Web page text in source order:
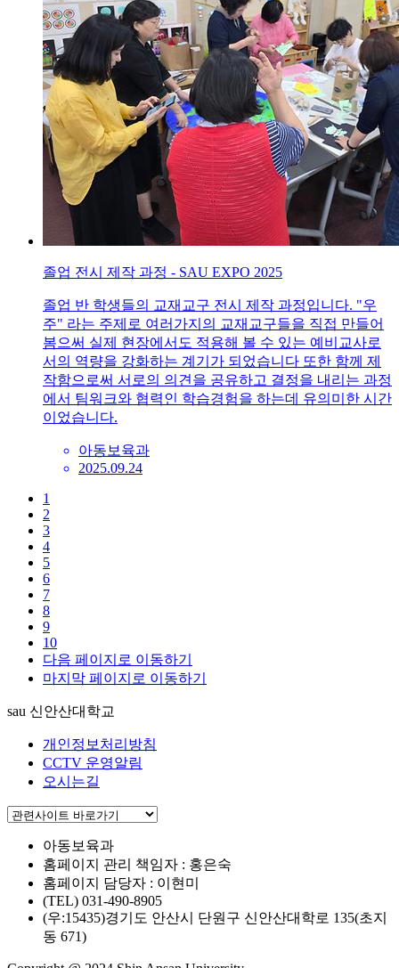
졸업 전시 제작 과정 - SAU EXPO 2025
졸업 반 학생들의 교재교구 전시 제작 과정입니다. "우
주" 라는 주제로 여러가지의 교재교구들을 직접 만들어
봄으써 실제 현장에서도 적용해 볼 수 있는 예비교사로
서의 역량을 강화하는 계기가 되었습니다 또한 함께 제
작함으로써 서로의 의견을 공유하고 결정을 내리는 과정
에서 팀워크와 협력인 학습경험을 하는데 유의미한 시간
이었습니다.
아동보육과
2025.09.24
1
2
3
4
5
6
7
8
9
10
다음 페이지로 이동하기
마지막 페이지로 이동하기
sau 신안산대학교
개인정보처리방침
CCTV 운영알림
오시는길
아동보육과
홈페이지 관리 책임자 : 홍은숙
홈페이지 담당자 : 이현미
(TEL) 031-490-8905
(우:15435)경기도 안산시 단원구 신안산대학로 135(초지
동 671)